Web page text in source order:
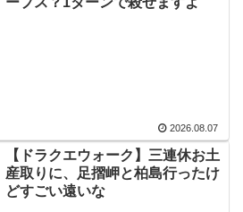
2026.08.07
【ドラクエウォーク】三連休お土
産取りに、足摺岬と柏島行ったけ
どすごい遠いな